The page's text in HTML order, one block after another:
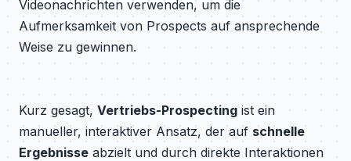
Videonachrichten verwenden, um die
Aufmerksamkeit von Prospects auf ansprechende
Weise zu gewinnen.
Kurz gesagt, Vertriebs-Prospecting ist ein
manueller, interaktiver Ansatz, der auf schnelle
Ergebnisse abzielt und durch direkte Interaktionen